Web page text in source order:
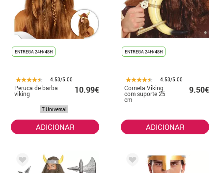
ENTREGA 24H/48H
4.53/5.00
Peruca de barba
viking 10.99€
T.Universal
ADICIONAR
ENTREGA 24H/48H
4.53/5.00
Corneta Viking
com suporte 25
cm
9.50€
ADICIONAR